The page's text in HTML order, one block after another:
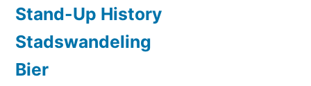
Stand-Up History
Stadswandeling
Bier